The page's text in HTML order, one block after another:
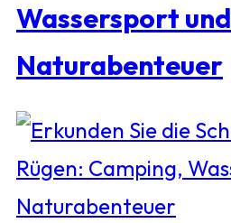
Wassersport und
Naturabenteuer